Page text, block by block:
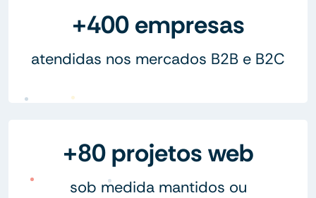
+400 empresas
atendidas nos mercados B2B e B2C
+80 projetos web
sob medida mantidos ou